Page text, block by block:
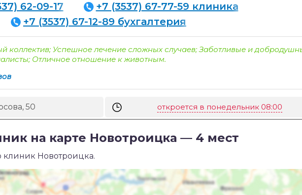
62-09-17
+7 (3537) 67-77-59 клиника
+7 (3537) 67-12-89 бухгалтерия
коллектив; Успешное лечение сложных случаев; Заботливые и
Отличное отношение к животным.
50 откроется в понедельник 08:00
на карте Новотроицка — 4 мест
Новотроицка.